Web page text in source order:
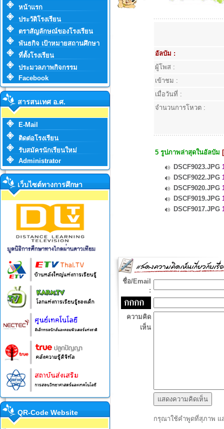
หน้าแรก
ประวัติโรงเรียน
ตราสัญลักษณ์ของโรงเรียน
พันธกิจ เป้าหมายสถานศึกษา
ที่ตั้งโรงเรียน
ประมวลภาพกิจกรรม
Facebook
สารสนเทศ อ.ศ.
E-Mail
ติดต่อโรงเรียน
รับสมัครนักเรียนใหม่
Administrator
เว็บไซต์ทางการศึกษา
QR-Code Website
อัลบัม :
ผู้โพส :
เข้าชม :
เมื่อวันที่ :
จำนวนการโหวต :
5 รูปภาพล่าสุดในอัลบัม
DSCF9023.JPG
DSCF9022.JPG
DSCF9020.JPG
DSCF9019.JPG
DSCF9017.JPG
ชื่อ/Email
:
ความคิด
เห็น
กรุณาใช้คำพูดที่สุภาพ แ